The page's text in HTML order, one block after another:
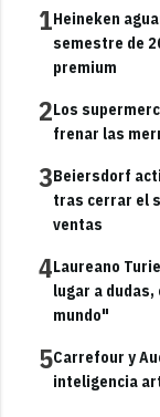
1Heineken
semestre de
premium
2Los
frenar las
3Beiersdorf
tras cerrar el
ventas
4Laureano
lugar a
mundo"
5Carrefour y
inteligencia